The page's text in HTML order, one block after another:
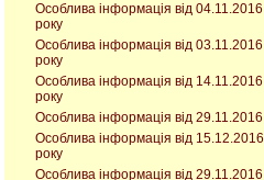
Особлива інформація від 04.11.2016
року
Особлива інформація від 03.11.2016
року
Особлива інформація від 14.11.2016
року
Особлива інформація від 29.11.2016
Особлива інформація від 15.12.2016
року
Особлива інформація від 29.11.2016